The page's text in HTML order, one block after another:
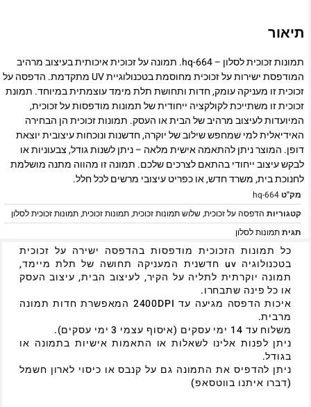
תיאור
תמונות זכוכית לסלון – hq-664. תמונה על זכוכית איכותית בעיצוב מרהיב
המודפסת ישירות על זכוכית מחוסמת בטכנולוגיית UV מתקדמת. הדפסה על
זכוכית זו מעניקה עומק, חדות ותחושת תלת מימד עוצמתית במיוחד. תמונת
זכוכית זו משתייכת לקולקציה ייחודית של תמונות מודפסות על זכוכית,
המיועדות לעיצוב מרהיב של הבית או העסק. תמונות זכוכית הן הבחירה
האידיאלית למי שמחפש שילוב של יוקרה, חדשנות ונוכחות עיצובית יוצאת
דופן. המוצר ניתן להתאמה אישית מלאה – ניתן לשנות גודל, צבעוניות או
לבקש עיצוב ייחודי בהתאם לצרכים שלכם. תמונה זו מהווה מתנה מושלמת
לחנוכת בית, משרד חדש, או כפריט עיצובי מרשים לכל חלל.
מק"טhq-664
קטגוריות הדפסה על זכוכית,שלוש תמונות זכוכית,תמונות זכוכית,תמונות זכוכית לסלון
תגיתתמונות לסלון
כל תמונות הזכוכית מודפסות בהדפסה ישירה על זכוכית
בטכנולוגיה uv חדשנית המעניקה תחושה של תלת מיימד,
תמונה יוקרתית לתליה על הקיר, לעיצוב הבית, עיצוב העסק
או כל פינה שתבחרו.
איכות הדפסה מגיעה עד 2400DPI המאפשרת חדות תמונה
מרבית.
משלוח עד 14 ימי עסקים (איסוף עצמי 3 ימי עסקים).
ניתן לפנות אלינו לשאלות או התאמות אישיות בתמונה או
בגודל.
ניתן להדפיס את התמונה גם על קנבס או כיסוי לארון חשמל
(דברו איתנו בווטסאפ)